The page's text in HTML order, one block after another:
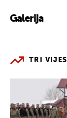
Galerija
TRI